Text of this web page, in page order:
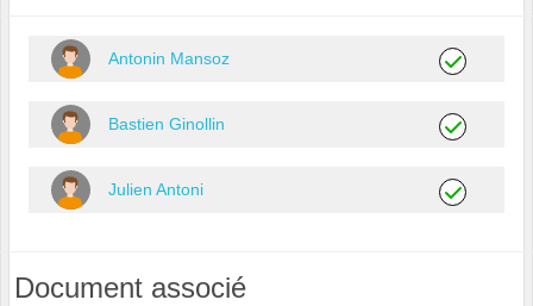
Antonin Mansoz
Bastien Ginollin
Julien Antoni
Document associé